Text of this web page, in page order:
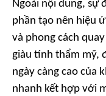
Ngoài nội dung, sự
phần tạo nên hiệu
và phong cách
giàu tính thẩm mỹ,
ngày càng cao của
nhanh kết hợp với